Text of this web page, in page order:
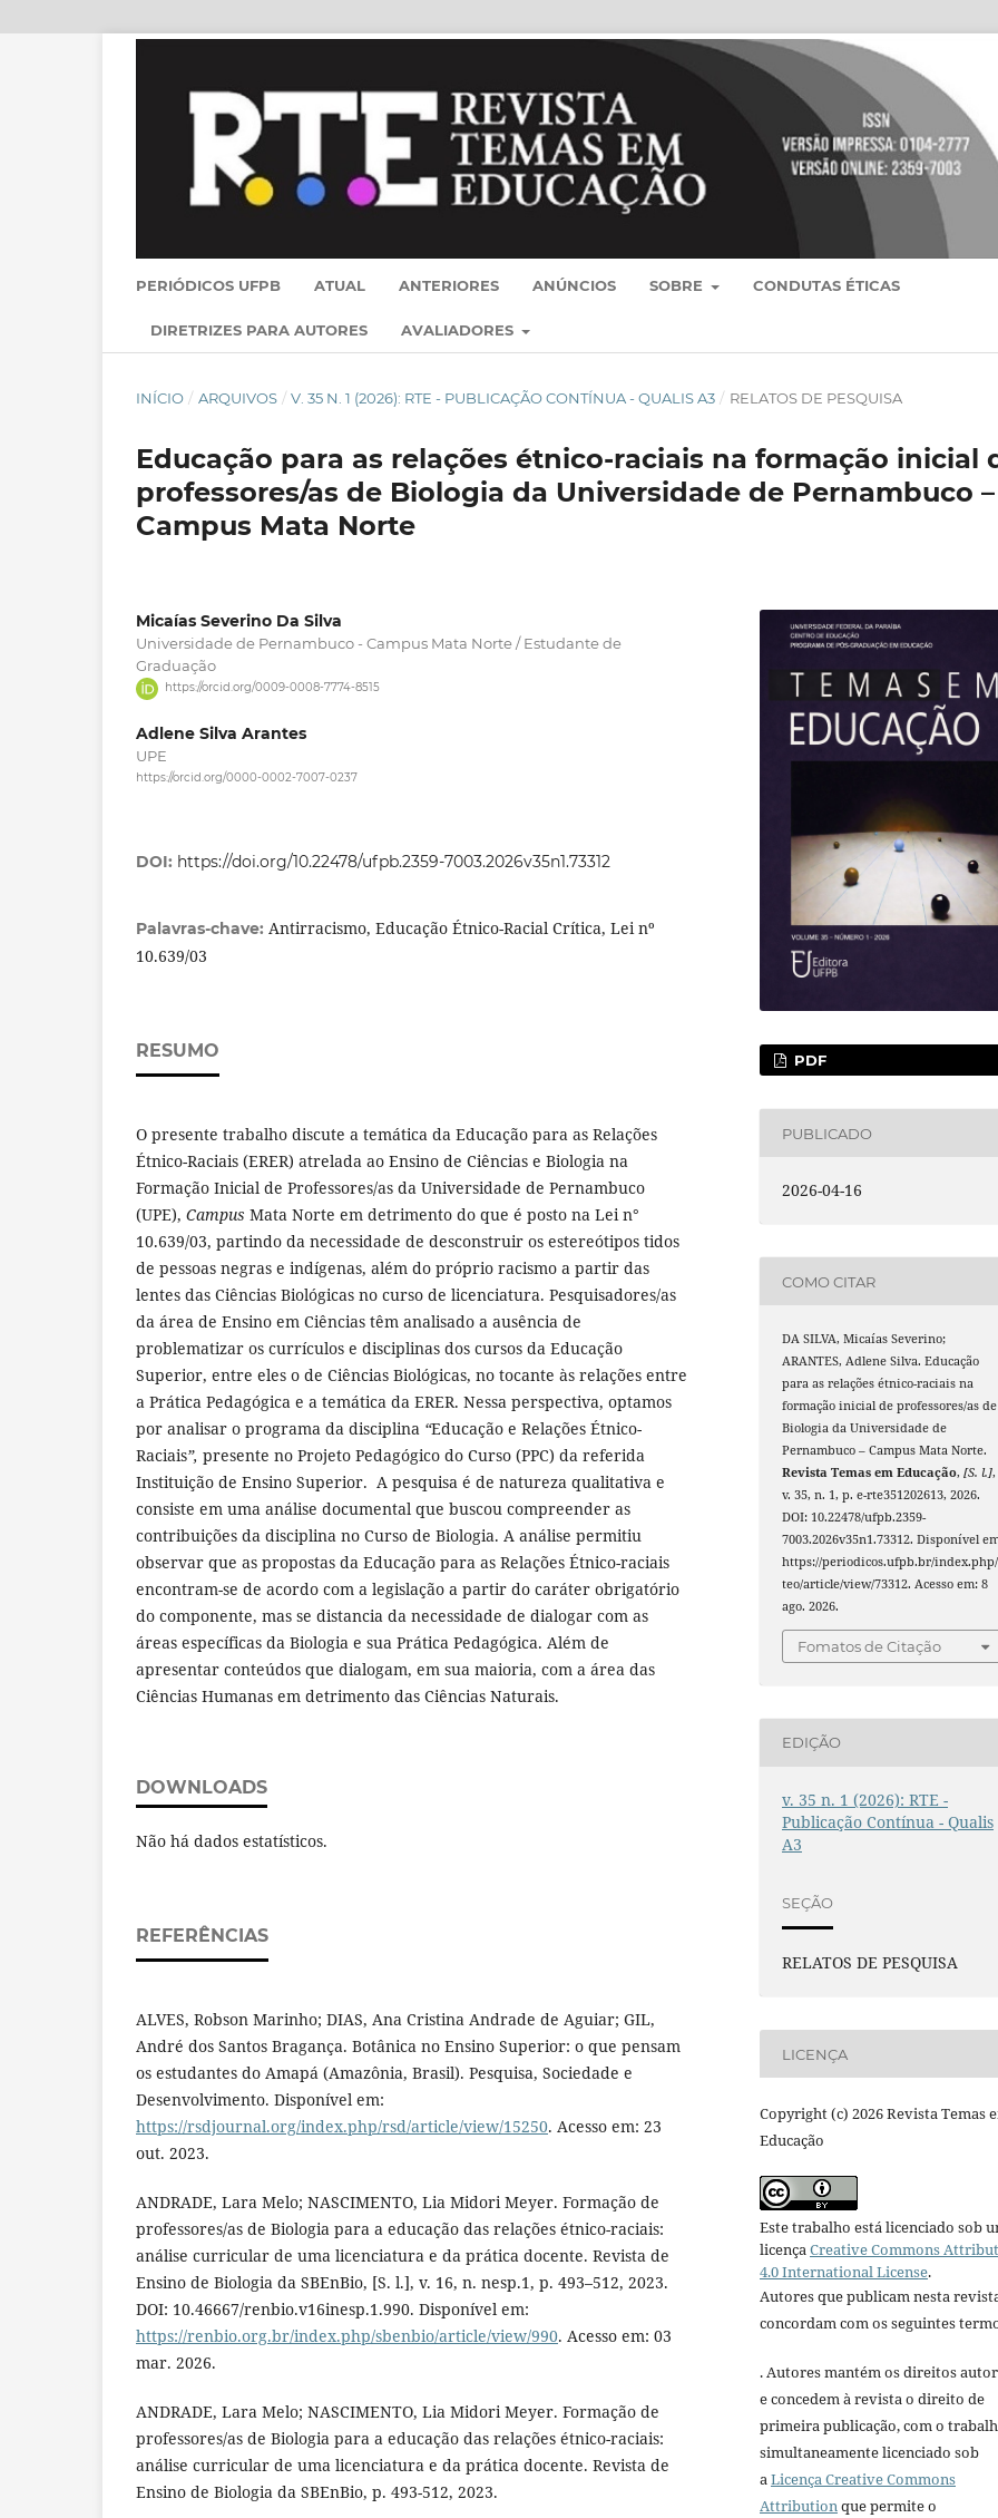
PERIÓDICOS UFPB ATUAL ANTERIORES ANÚNCIOS SOBRE CONDUTAS ÉTICAS
DIRETRIZES PARA AUTORES AVALIADORES
INÍCIO / ARQUIVOS / V. 35 N. 1 (2026): RTE - PUBLICAÇÃO CONTÍNUA - QUALIS A3 / RELATOS DE PESQUISA
Educação para as relações étnico-raciais na formação inicial
professores/as de Biologia da Universidade de Pernambuco –
Campus Mata Norte
Micaías Severino Da Silva
Universidade de Pernambuco - Campus Mata Norte / Estudante de
Graduação
https://orcid.org/0009-0008-7774-8515
Adlene Silva Arantes
UPE
https://orcid.org/0000-0002-7007-0237
DOI: https://doi.org/10.22478/ufpb.2359-7003.2026v35n1.73312
Palavras-chave: Antirracismo, Educação Étnico-Racial Crítica, Lei nº
10.639/03
RESUMO
O presente trabalho discute a temática da Educação para as Relações
Étnico-Raciais (ERER) atrelada ao Ensino de Ciências e Biologia na
Formação Inicial de Professores/as da Universidade de Pernambuco
(UPE), Campus Mata Norte em detrimento do que é posto na Lei n°
10.639/03, partindo da necessidade de desconstruir os estereótipos tidos
de pessoas negras e indígenas, além do próprio racismo a partir das
lentes das Ciências Biológicas no curso de licenciatura. Pesquisadores/as
da área de Ensino em Ciências têm analisado a ausência de
problematizar os currículos e disciplinas dos cursos da Educação
Superior, entre eles o de Ciências Biológicas, no tocante às relações entre
a Prática Pedagógica e a temática da ERER. Nessa perspectiva, optamos
por analisar o programa da disciplina “Educação e Relações Étnico-
Raciais”, presente no Projeto Pedagógico do Curso (PPC) da referida
Instituição de Ensino Superior. A pesquisa é de natureza qualitativa e
consiste em uma análise documental que buscou compreender as
contribuições da disciplina no Curso de Biologia. A análise permitiu
observar que as propostas da Educação para as Relações Étnico-raciais
encontram-se de acordo com a legislação a partir do caráter obrigatório
do componente, mas se distancia da necessidade de dialogar com as
áreas específicas da Biologia e sua Prática Pedagógica. Além de
apresentar conteúdos que dialogam, em sua maioria, com a área das
Ciências Humanas em detrimento das Ciências Naturais.
DOWNLOADS
Não há dados estatísticos.
REFERÊNCIAS
ALVES, Robson Marinho; DIAS, Ana Cristina Andrade de Aguiar; GIL,
André dos Santos Bragança. Botânica no Ensino Superior: o que pensam
os estudantes do Amapá (Amazônia, Brasil). Pesquisa, Sociedade e
Desenvolvimento. Disponível em:
https://rsdjournal.org/index.php/rsd/article/view/15250. Acesso em: 23
out. 2023.
ANDRADE, Lara Melo; NASCIMENTO, Lia Midori Meyer. Formação de
professores/as de Biologia para a educação das relações étnico-raciais:
análise curricular de uma licenciatura e da prática docente. Revista de
Ensino de Biologia da SBEnBio, [S. l.], v. 16, n. nesp.1, p. 493–512, 2023.
DOI: 10.46667/renbio.v16inesp.1.990. Disponível em:
https://renbio.org.br/index.php/sbenbio/article/view/990. Acesso em: 03
mar. 2026.
ANDRADE, Lara Melo; NASCIMENTO, Lia Midori Meyer. Formação de
professores/as de Biologia para a educação das relações étnico-raciais:
análise curricular de uma licenciatura e da prática docente. Revista de
Ensino de Biologia da SBEnBio, p. 493-512, 2023.
PDF
PUBLICADO
2026-04-16
COMO CITAR
DA SILVA, Micaías Severino;
ARANTES, Adlene Silva. Educação
para as relações étnico-raciais na
formação inicial de professores/as de
Biologia da Universidade de
Pernambuco – Campus Mata Norte.
Revista Temas em Educação,[S. l.],
v. 35, n. 1, p. e-rte351202613, 2026.
DOI: 10.22478/ufpb.2359-
7003.2026v35n1.73312. Disponível
https://periodicos.ufpb.br/
teo/article/view/73312. Acesso em: 8
ago. 2026.
Fomatos de Citação
EDIÇÃO
v. 35 n. 1 (2026): RTE -
Publicação Contínua - Qualis
A3
SEÇÃO
RELATOS DE PESQUISA
LICENÇA
Copyright (c) 2026 Revista Temas
Educação
Este trabalho está licenciado sob
licençaCreative Commons
4.0 International License.
Autores que publicam nesta
concordam com os seguintes
. Autores mantém os direitos
e concedem à revista o direito de
primeira publicação, com o
simultaneamente licenciado sob
aLicença Creative Commons
Attributionque permite o